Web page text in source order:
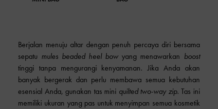
Berjalan menuju altar dengan penuh percaya diri bersama
sepatu mules beaded heel bowyang menawarkan boost
tinggi tanpa mengurangi kenyamanan. Jika Anda akan
banyak bergerak dan perlu membawa semua kebutuhan
esensial Anda, gunakan tas mini quilted two-way zip. Tas ini
memiliki ukuran yang pas untuk menyimpan semua kosmetik